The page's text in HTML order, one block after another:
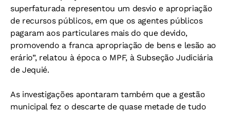
superfaturada representou um desvio e apropriação
de recursos públicos, em que os agentes públicos
pagaram aos particulares mais do que devido,
promovendo a franca apropriação de bens e lesão ao
erário”, relatou à época o MPF, à Subseção Judiciária
de Jequié.
As investigações apontaram também que a gestão
municipal fez o descarte de quase metade de tudo